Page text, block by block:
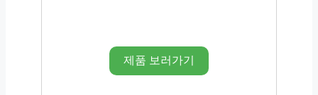
제품 보러가기